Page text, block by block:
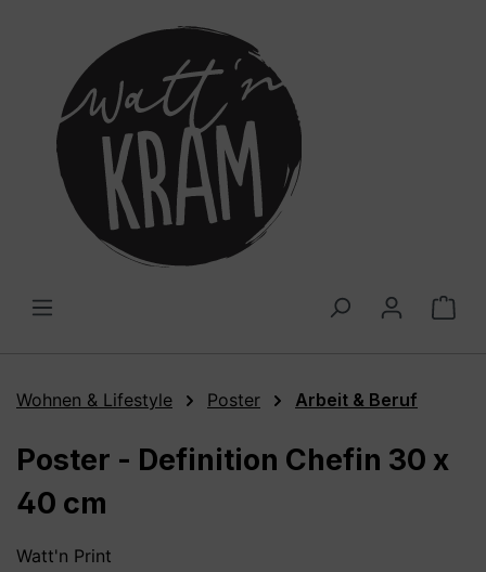
Wohnen & Lifestyle Poster Arbeit & Beruf
Poster - Definition Chefin 30 x
40 cm
Watt'n Print